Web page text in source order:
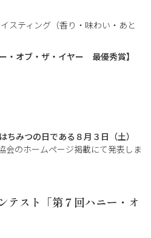
スティング（香り・味わい・あと
・オブ・ザ・イヤー 最優秀賞】
はちみつの日である８月３日（土）
会のホームページ掲載にて発表しま
スト「第７回ハニー・オ